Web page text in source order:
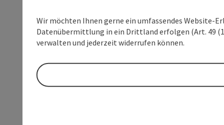
Wir möchten Ihnen gerne ein umfassendes Website-
Datenübermittlung in ein Drittland erfolgen (Art. 49
verwalten und jederzeit widerrufen können.